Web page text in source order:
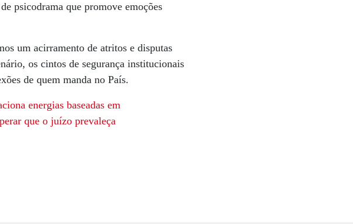
psicodrama que promove emoções
um acirramento de atritos e disputas
os cintos de segurança institucionais
de quem manda no País.
energias baseadas em
que o juízo prevaleça